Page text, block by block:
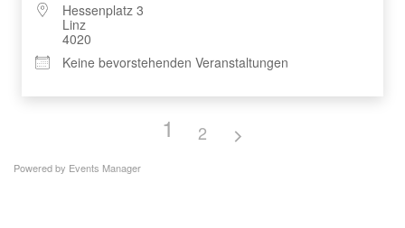
Hessenplatz 3
Linz
4020
Keine bevorstehenden Veranstaltungen
1 2
Powered by Events Manager